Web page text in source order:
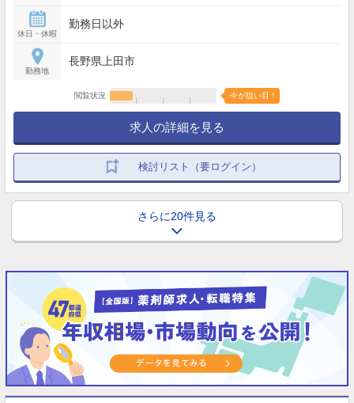
休日・休暇
勤務日以外
勤務地
長野県上田市
閲覧状況 今が狙い目！
求人の詳細を見る
検討リスト（要ログイン）
さらに20件見る